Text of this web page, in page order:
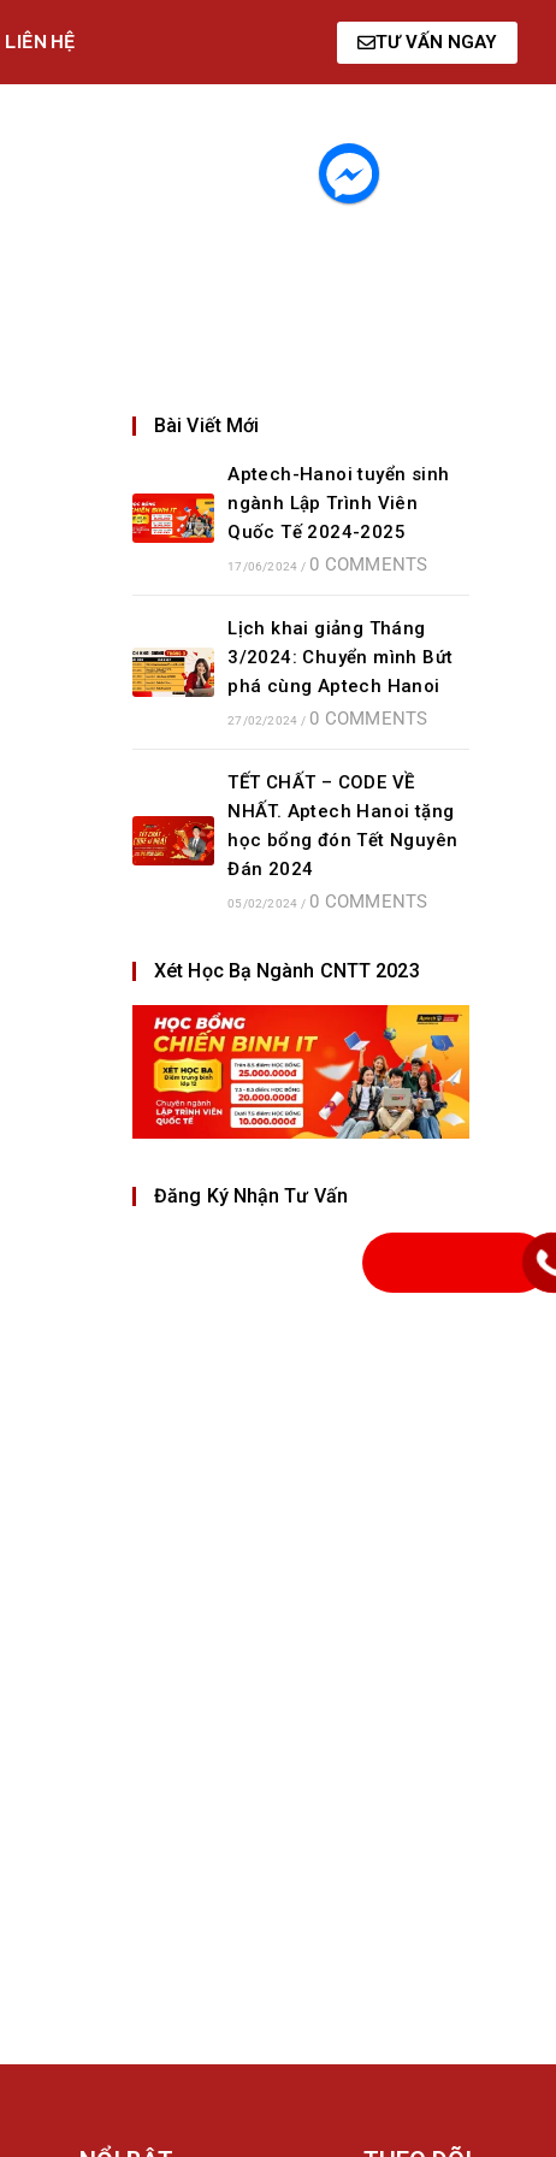
LIÊN HỆ TƯ VẤN NGAY
Bài Viết Mới
Aptech-Hanoi tuyển sinh
ngành Lập Trình Viên
Quốc Tế 2024-2025
17/06/2024 / 0 COMMENTS
Lịch khai giảng Tháng
3/2024: Chuyển mình Bứt
phá cùng Aptech Hanoi
27/02/2024 / 0 COMMENTS
TẾT CHẤT – CODE VỀ
NHẤT. Aptech Hanoi tặng
học bổng đón Tết Nguyên
Đán 2024
05/02/2024 / 0 COMMENTS
Xét Học Bạ Ngành CNTT 2023
Đăng Ký Nhận Tư Vấn